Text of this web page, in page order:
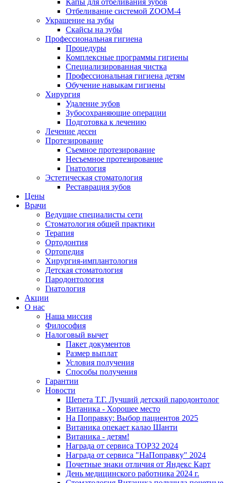
Капы для отбеливания зубов
Отбеливание системой ZOOM-4
Украшение на зубы
Скайсы на зубы
Профессиональная гигиена
Процедуры
Комплексные программы гигиены
Специализированная чистка
Профессиональная гигиена детям
Обучение навыкам гигиены
Хирургия
Удаление зубов
Зубосохраняющие операции
Подготовка к лечению
Лечение десен
Протезирование
Съемное протезирование
Несъемное протезирование
Гнатология
Эстетическая стоматология
Реставрация зубов
Цены
Врачи
Ведущие специалисты сети
Стоматология общей практики
Терапия
Ортодонтия
Ортопедия
Хирургия-имплантология
Детская стоматология
Пародонтология
Гнатология
Акции
О нас
Наша миссия
Философия
Налоговый вычет
Пакет документов
Размер выплат
Условия получения
Способы получения
Гарантии
Новости
Шепета Т.Г. Лучший детский пародонтолог
Витаника - Хорошее место
На Поправку: Выбор пациентов 2025
Витаника опекает калао Шанти
Витаника - детям!
Награда от сервиса TOP32 2024
Награда от сервиса "НаПоправку" 2024
Почетные знаки отличия от Яндекс Карт
День медицинского работника 2024 г.